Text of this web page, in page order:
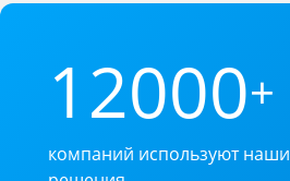
12000+
компаний используют наши